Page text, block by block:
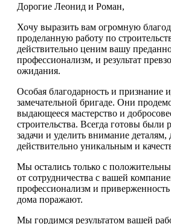
Дорогие Леонид и Роман,
Хочу выразить вам огромную
проделанную работу по
действительно ценим вашу
профессионализм, и результат
ожидания.
Особая благодарность и признание
замечательной бригаде. Они
выдающееся мастерство и
строительства. Всегда готовы
задачи и уделить внимание
действительно уникальным и
Мы остались только с
от сотрудничества с вашей
профессионализм и приверженность
дома поражают.
Мы гордимся результатом вашей